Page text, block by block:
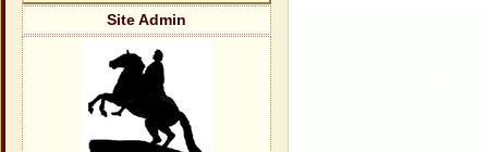
Site Admin